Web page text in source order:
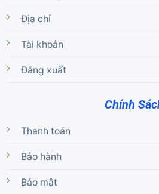
Địa chỉ
Tài khoản
Đăng xuất
Chính
Thanh toán
Bảo hành
Bảo mật